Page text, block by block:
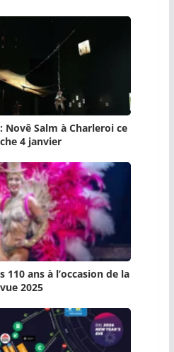
Salm à Charleroi ce
4 janvier
110 ans à l’occasion de la
2025